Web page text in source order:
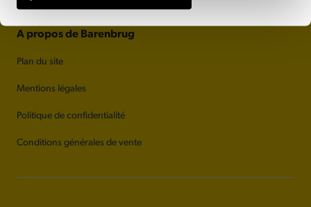
A propos de Barenbrug
Plan du site
Mentions légales
Politique de confidentialité
Conditions générales de vente